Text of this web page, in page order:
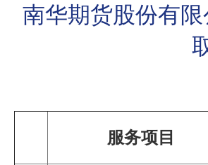
南华期货股份有
服务项目